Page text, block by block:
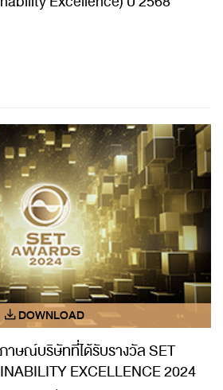
ษณ์บริษัทที่ได้รับรางวัล SET
EXCELLENCE 2024